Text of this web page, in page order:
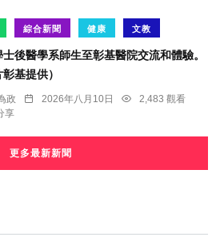
綜合新聞 健康 文教
後醫學系師生至彰基醫院交流和體驗。
彰基提供）
政 2026年八月10日
2,483 觀看
享
更多最新新聞